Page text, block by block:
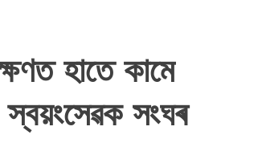
হাতে কামে
স্বয়ংসেৱক সংঘৰ